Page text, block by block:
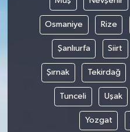
Osmaniye Rize
Şanlıurfa Siirt
Şırnak Tekirdağ
Tunceli Uşak
Yozgat